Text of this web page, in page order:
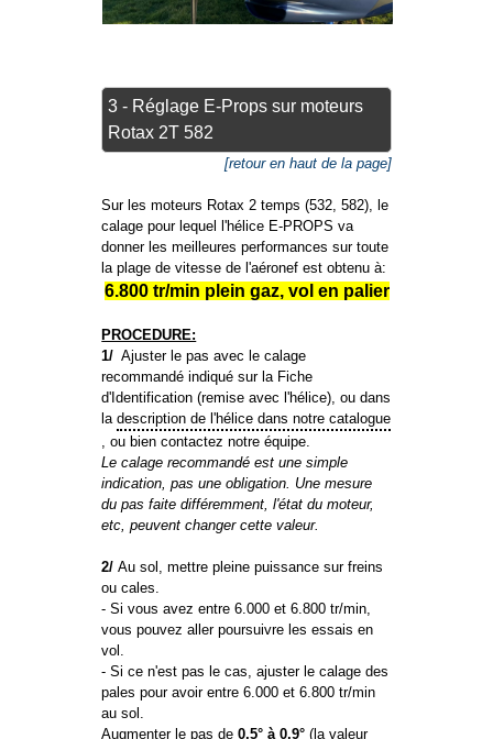
3 - Réglage E-Props sur moteurs
Rotax 2T 582
[retour en haut de la page]
Sur les moteurs Rotax 2 temps (532, 582), le
calage pour lequel l'hélice E-PROPS va
donner les meilleures performances sur toute
la plage de vitesse de l'aéronef est obtenu à:
6.800 tr/min plein gaz, vol en palier
PROCEDURE:
1/ Ajuster le pas avec le calage
recommandé indiqué sur la Fiche
d'Identification (remise avec l'hélice), ou dans
ladescription de l'hélice dans notre catalogue
, ou bien contactez notre équipe.
Le calage recommandé est une simple
indication, pas une obligation. Une mesure
du pas faite différemment, l'état du moteur,
etc, peuvent changer cette valeur.
2/ Au sol, mettre pleine puissance sur freins
ou cales.
- Si vous avez entre 6.000 et 6.800 tr/min,
vous pouvez aller poursuivre les essais en
vol.
- Si ce n'est pas le cas, ajuster le calage des
pales pour avoir entre 6.000 et 6.800 tr/min
au sol.
Augmenter le pas de0,5° à 0,9° (la valeur